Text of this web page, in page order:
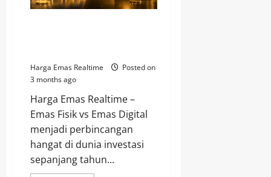
Harga Emas Realtime
Posted on
3 months ago
Harga Emas Realtime –
Emas Fisik vs Emas Digital
menjadi perbincangan
hangat di dunia investasi
sepanjang tahun...